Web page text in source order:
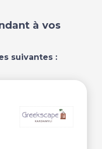
à vos
suivantes :